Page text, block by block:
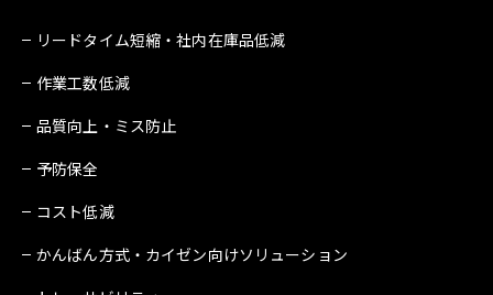
リードタイム短縮・社内在庫品低減
作業工数低減
品質向上・ミス防止
予防保全
コスト低減
かんばん方式・カイゼン向けソリューション